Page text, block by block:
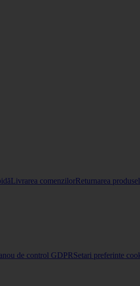
Livrarea comenzilorReturnarea
de control GDPRSetari preferinte